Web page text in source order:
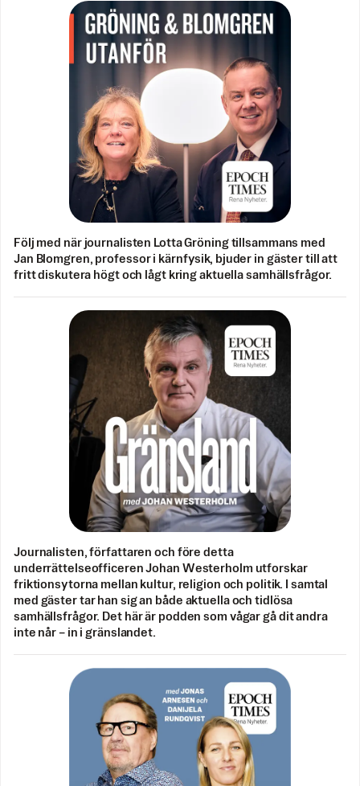
Följ med när journalisten Lotta Gröning tillsammans med
Jan Blomgren, professor i kärnfysik, bjuder in gäster till att
fritt diskutera högt och lågt kring aktuella samhällsfrågor.
Journalisten, författaren och före detta
underrättelseofficeren Johan Westerholm utforskar
friktionsytorna mellan kultur, religion och politik. I samtal
med gäster tar han sig an både aktuella och tidlösa
samhällsfrågor. Det här är podden som vågar gå dit andra
inte når – in i gränslandet.